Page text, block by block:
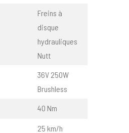
Freins à
disque
hydrauliques
Nutt
36V 250W
Brushless
40 Nm
25 km/h